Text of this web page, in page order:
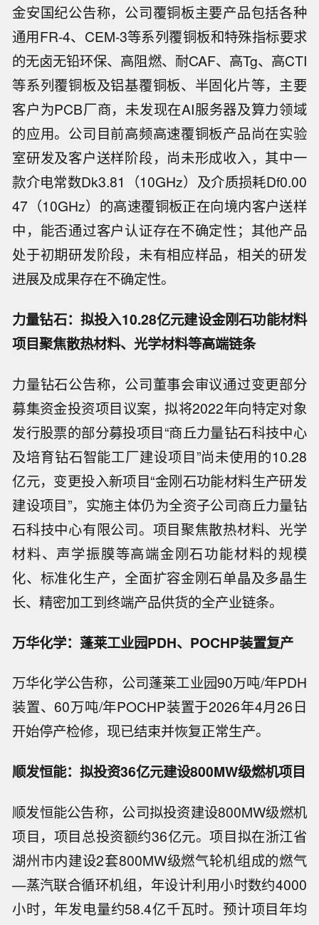
金安国纪公告称，公司覆铜板主要产品包括各种
通用FR-4、CEM-3等系列覆铜板和特殊指标要求
的无卤无铅环保、高阻燃、耐CAF、高Tg、高CTI
等系列覆铜板及铝基覆铜板、半固化片等，主要
客户为PCB厂商，未发现在AI服务器及算力领域
的应用。公司目前高频高速覆铜板产品尚在实验
室研发及客户送样阶段，尚未形成收入，其中一
款介电常数Dk3.81（10GHz）及介质损耗Df0.00
47（10GHz）的高速覆铜板正在向境内客户送样
中，能否通过客户认证存在不确定性；其他产品
处于初期研发阶段，未有相应样品，相关的研发
进展及成果存在不确定性。
力量钻石：拟投入10.28亿元建设金刚石功能材料
项目聚焦散热材料、光学材料等高端链条
力量钻石公告称，公司董事会审议通过变更部分
募集资金投资项目议案，拟将2022年向特定对象
发行股票的部分募投项目“商丘力量钻石科技中心
及培育钻石智能工厂建设项目”尚未使用的10.28
亿元，变更投入新项目“金刚石功能材料生产研发
建设项目”，实施主体仍为全资子公司商丘力量钻
石科技中心有限公司。项目聚焦散热材料、光学
材料、声学振膜等高端金刚石功能材料的规模
化、标准化生产，全面扩容金刚石单晶及多晶生
长、精密加工到终端产品供货的全产业链条。
万华化学：蓬莱工业园PDH、POCHP装置复产
万华化学公告称，公司蓬莱工业园90万吨/年PDH
装置、60万吨/年POCHP装置于2026年4月26日
开始停产检修，现已结束并恢复正常生产。
顺发恒能：拟投资36亿元建设800MW级燃机项目
顺发恒能公告称，公司拟投资建设800MW级燃机
项目，项目总投资额约36亿元。项目拟在浙江省
湖州市内建设2套800MW级燃气轮机组成的燃气
—蒸汽联合循环机组，年设计利用小时数约4000
小时，年发电量约58.4亿千瓦时。预计项目年均